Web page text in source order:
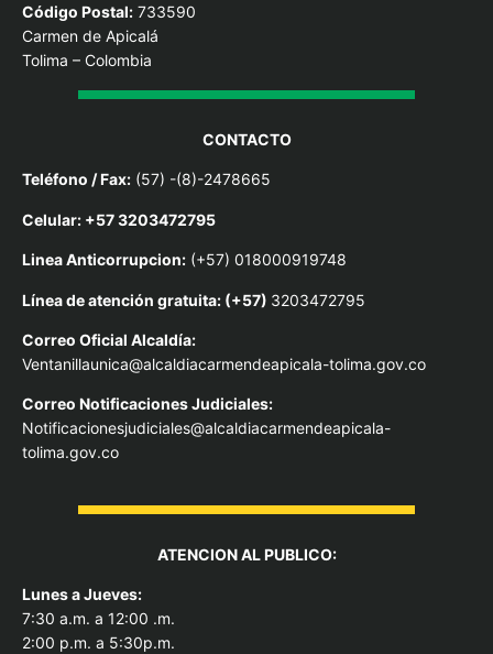
Código Postal: 733590
Carmen de Apicalá
Tolima – Colombia
CONTACTO
Teléfono / Fax: (57) -(8)-2478665
Celular: +57 3203472795
Linea Anticorrupcion: (+57) 018000919748
Línea de atención gratuita: (+57) 3203472795
Correo Oficial Alcaldía:
Ventanillaunica@alcaldiacarmendeapicala-tolima.gov.co
Correo Notificaciones Judiciales:
Notificacionesjudiciales@alcaldiacarmendeapicala-
tolima.gov.co
ATENCION AL PUBLICO:
Lunes a Jueves:
7:30 a.m. a 12:00 .m.
2:00 p.m. a 5:30p.m.